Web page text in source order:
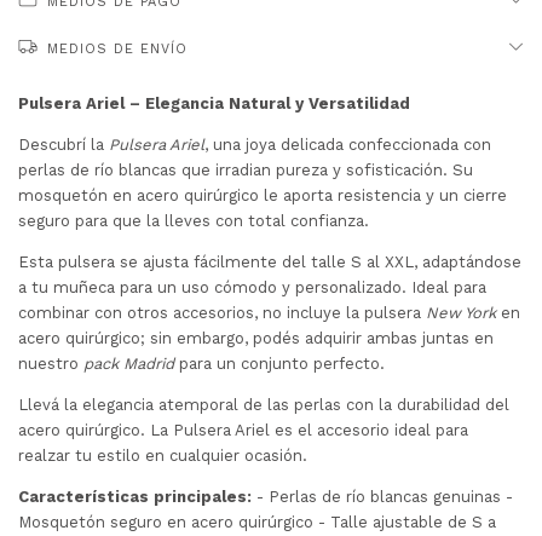
MEDIOS DE ENVÍO
Pulsera Ariel – Elegancia Natural y Versatilidad
Descubrí la Pulsera Ariel, una joya delicada confeccionada con
perlas de río blancas que irradian pureza y sofisticación. Su
mosquetón en acero quirúrgico le aporta resistencia y un cierre
seguro para que la lleves con total confianza.
Esta pulsera se ajusta fácilmente del talle S al XXL, adaptándose
a tu muñeca para un uso cómodo y personalizado. Ideal para
combinar con otros accesorios, no incluye la pulsera New Yorken
acero quirúrgico; sin embargo, podés adquirir ambas juntas en
nuestro pack Madridpara un conjunto perfecto.
Llevá la elegancia atemporal de las perlas con la durabilidad del
acero quirúrgico. La Pulsera Ariel es el accesorio ideal para
realzar tu estilo en cualquier ocasión.
Características principales: - Perlas de río blancas genuinas -
Mosquetón seguro en acero quirúrgico - Talle ajustable de S a